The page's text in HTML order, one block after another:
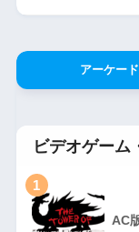
アーケード
ビデオゲーム
1
AC